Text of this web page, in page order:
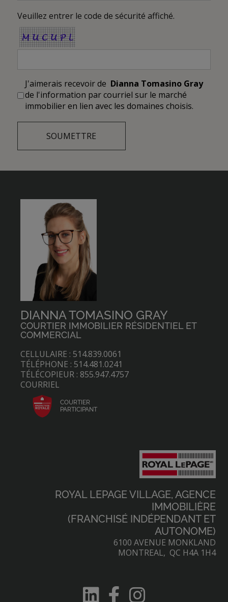
Veuillez entrer le code de sécurité affiché.
J'aimerais recevoir de Dianna Tomasino Gray
de l'information par courriel sur le marché
immobilier en lien avec les domaines choisis.
DIANNA TOMASINO GRAY
COURTIER IMMOBILIER RÉSIDENTIEL ET
COMMERCIAL
CELLULAIRE : 514.839.0061
TÉLÉPHONE : 514.481.0241
TÉLÉCOPIEUR : 855.947.4757
COURRIEL
COURTIER
PARTICIPANT
ROYAL LEPAGE VILLAGE, AGENCE
IMMOBILIÈRE
(FRANCHISÉ INDÉPENDANT ET
AUTONOME)
6100 AVENUE MONKLAND
MONTREAL, QC H4A 1H4